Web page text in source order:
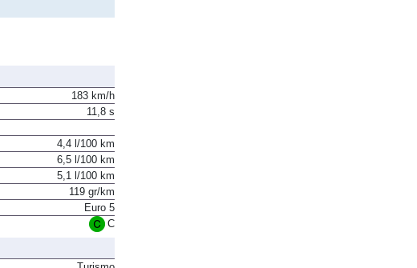
183 km/h
4,4 l/100 km
6,5 l/100 km
5,1 l/100 km
119 gr/km
Euro 5